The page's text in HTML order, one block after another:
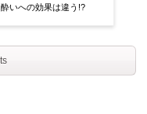
酔いへの効果は違う!?